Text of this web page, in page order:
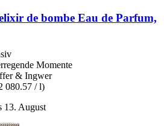
de bombe Eau de Parfum,
Momente
& Ingwer
080.57 / l)
13. August